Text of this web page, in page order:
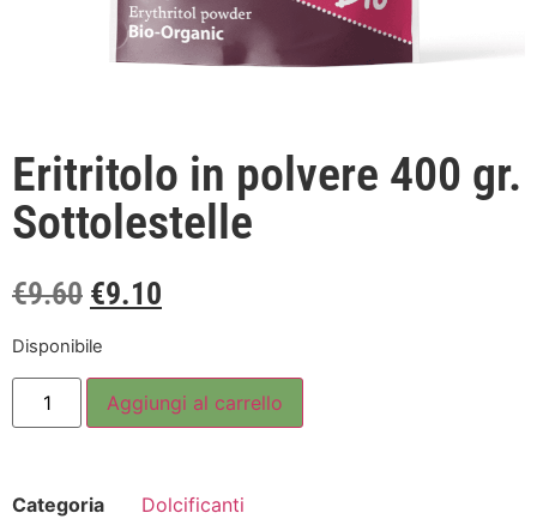
Eritritolo in polvere 400 gr.
Sottolestelle
€9.60 €9.10
Disponibile
Aggiungi al carrello
Categoria Dolcificanti